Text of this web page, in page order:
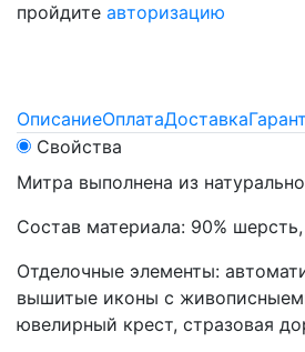
пройдите авторизацию
ОписаниеОплатаДоставка
Свойства
Митра выполнена из
Состав материала: 90% шерсть,
Отделочные элементы:
вышитые иконы с
ювелирный крест, стразовая